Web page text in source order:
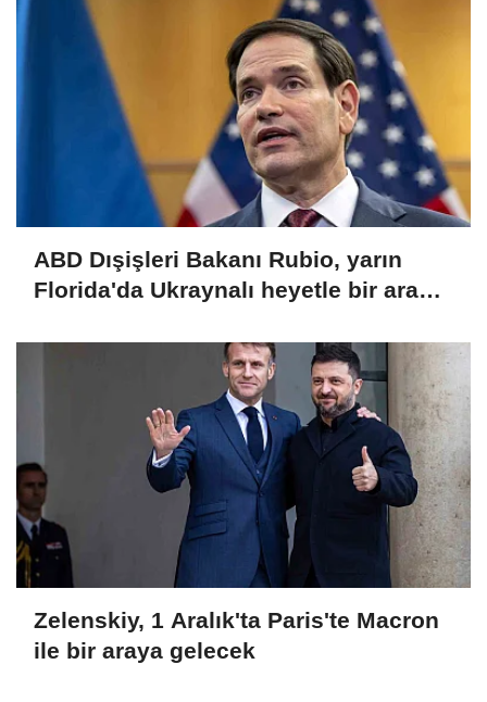
ABD Dışişleri Bakanı Rubio, yarın
Florida'da Ukraynalı heyetle bir araya
Zelenskiy, 1 Aralık'ta Paris'te Macron
ile bir araya gelecek